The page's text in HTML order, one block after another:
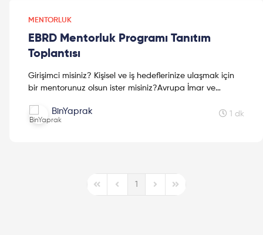
MENTORLUK
EBRD Mentorluk Programı Tanıtım
Toplantısı
Girişimci misiniz? Kişisel ve iş hedeflerinize ulaşmak için
bir mentorunuz olsun ister misiniz?Avrupa İmar ve
BinYaprak 1 dk
First PagePrevious Page
1
Next PageLast Page